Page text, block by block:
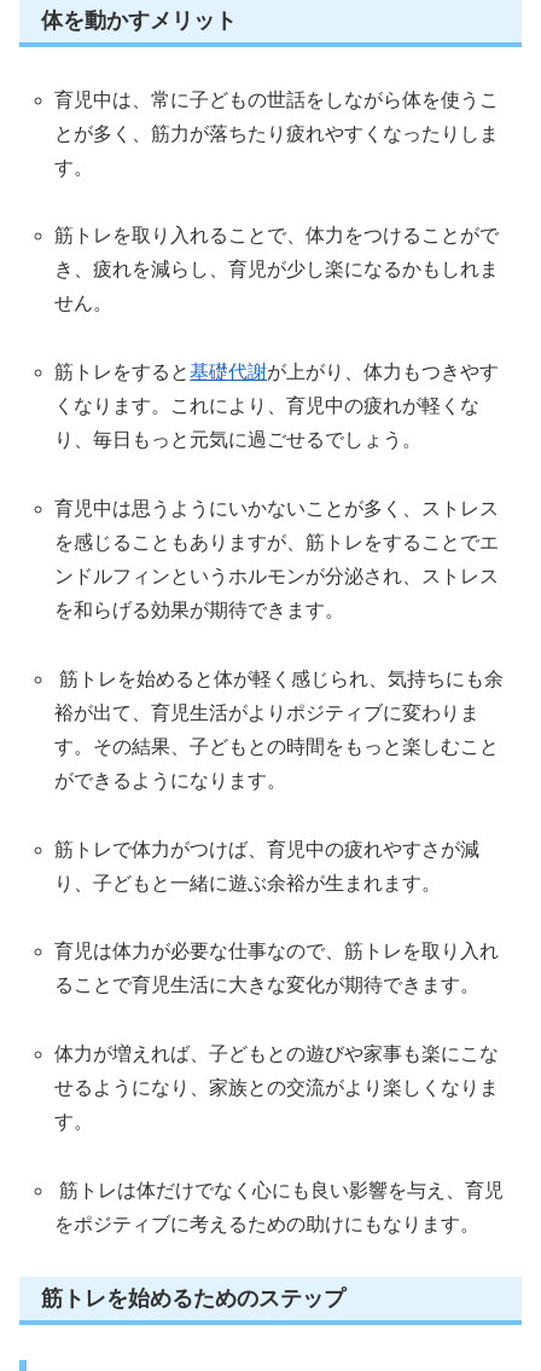
体を動かすメリット
育児中は、常に子どもの世話をしながら体を使うこ
とが多く、筋力が落ちたり疲れやすくなったりしま
す。
筋トレを取り入れることで、体力をつけることがで
き、疲れを減らし、育児が少し楽になるかもしれま
せん。
筋トレをすると基礎代謝が上がり、体力もつきやす
くなります。これにより、育児中の疲れが軽くな
り、毎日もっと元気に過ごせるでしょう。
育児中は思うようにいかないことが多く、ストレス
を感じることもありますが、筋トレをすることでエ
ンドルフィンというホルモンが分泌され、ストレス
を和らげる効果が期待できます。
筋トレを始めると体が軽く感じられ、気持ちにも余
裕が出て、育児生活がよりポジティブに変わりま
す。その結果、子どもとの時間をもっと楽しむこと
ができるようになります。
筋トレで体力がつけば、育児中の疲れやすさが減
り、子どもと一緒に遊ぶ余裕が生まれます。
育児は体力が必要な仕事なので、筋トレを取り入れ
ることで育児生活に大きな変化が期待できます。
体力が増えれば、子どもとの遊びや家事も楽にこな
せるようになり、家族との交流がより楽しくなりま
す。
筋トレは体だけでなく心にも良い影響を与え、育児
をポジティブに考えるための助けにもなります。
筋トレを始めるためのステップ